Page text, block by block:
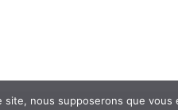
nous supposerons que vous